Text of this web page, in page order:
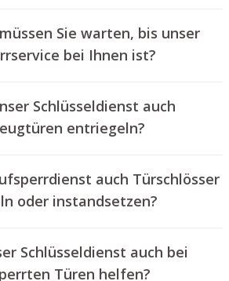
ab, wie beispielsweise der Art
Dauer der Arbeiten und
Wir bieten unseren
Aufsperrservice bei Ihnen ist?
Minuten vor Ort. Die tatsächliche
dem Ortsunterschied des
Unternehmen und den
Schlüsseldienst auch
Fahrzeugtüren entriegeln?
wechseln oder instandsetzen?
Schlüsseldienst auch bei
Türen helfen?